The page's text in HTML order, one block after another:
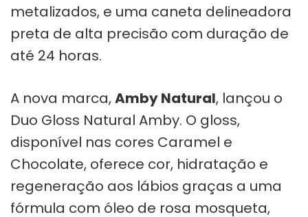
metalizados, e uma caneta delineadora
preta de alta precisão com duração de
até 24 horas.
A nova marca,Amby Natural, lançou o
Duo Gloss Natural Amby. O gloss,
disponível nas cores Caramel e
Chocolate, oferece cor, hidratação e
regeneração aos lábios graças a uma
fórmula com óleo de rosa mosqueta,